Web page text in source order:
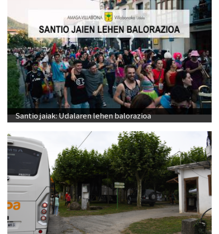
Santio jaiak: Udalaren lehen balorazioa